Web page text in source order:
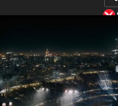
Read in English
U
na vez, Bart
solo algo que se
niños. Como el